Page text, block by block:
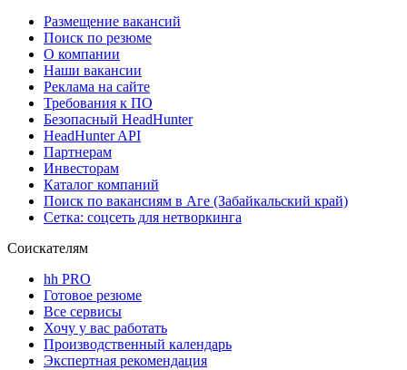
Размещение вакансий
Поиск по резюме
О компании
Наши вакансии
Реклама на сайте
Требования к ПО
Безопасный HeadHunter
HeadHunter API
Партнерам
Инвесторам
Каталог компаний
Поиск по вакансиям в Аге (Забайкальский край)
Сетка: соцсеть для нетворкинга
Соискателям
hh PRO
Готовое резюме
Все сервисы
Хочу у вас работать
Производственный календарь
Экспертная рекомендация